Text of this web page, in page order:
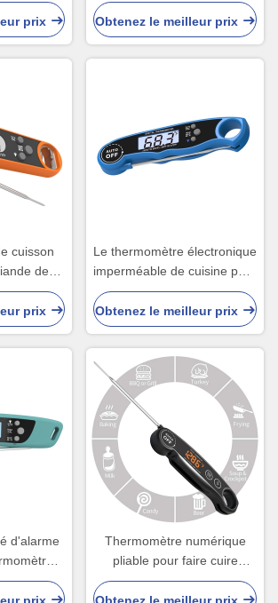
prix
Obtenez le meilleur prix
cuisson
de
de
avec
liquides
prix
Le thermomètre électronique
imperméable de cuisine pour
des liquides arrosent des
ABS de sonde
Obtenez le meilleur prix
d'alarme
viande
Thermomètre numérique
pliable pour faire cuire
l'affichage à LED de RoHS
de la CE d'USB de viande